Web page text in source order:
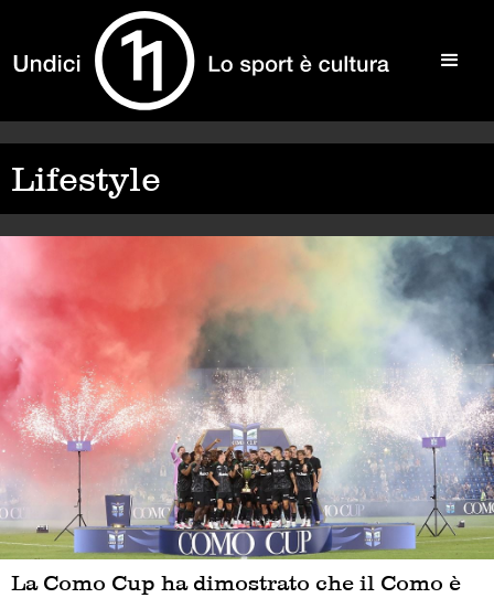
Lifestyle
La Como Cup ha dimostrato che il Como è